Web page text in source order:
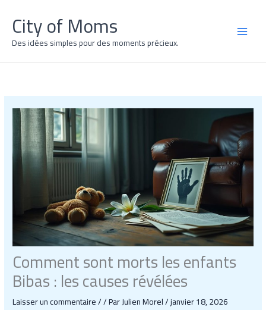
contenuCity of Moms
Des idées simples pour des moments précieux.
Comment sont morts les enfants
Bibas : les causes révélées
Laisser un commentaire// ParJulien Morel/janvier 18, 2026